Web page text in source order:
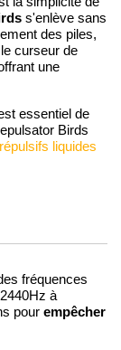
s'enlève sans
des piles,
curseur de
une
essentiel de
Birds
répulsifs liquides
fréquences
à
pour empêcher